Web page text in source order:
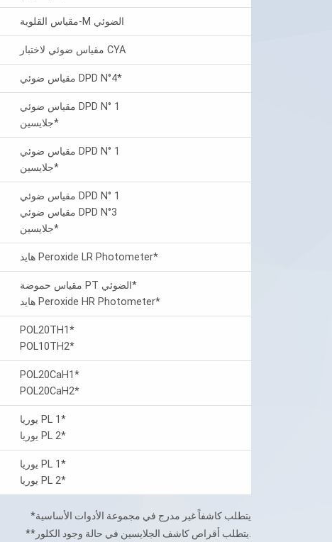
مقياس القلوية-M الضوئي
مقياس ضوئي لاختبار CYA
مقياس ضوئي DPD N°4*
مقياس ضوئي DPD N° 1
جلايسين*
مقياس ضوئي DPD N° 1
جلايسين*
مقياس ضوئي DPD N° 1
مقياس ضوئي DPD N°3
جلايسين*
هايد Peroxide LR Photometer*
مقياس حموضة PT الضوئي*
هايد Peroxide HR Photometer*
POL20TH1*
POL10TH2*
POL20CaH1*
POL20CaH2*
يوريا PL 1*
يوريا PL 2*
يوريا PL 1*
يوريا PL 2*
*يتطلب كاشفاً غير مدرج في مجموعة الأدوات الأساسية